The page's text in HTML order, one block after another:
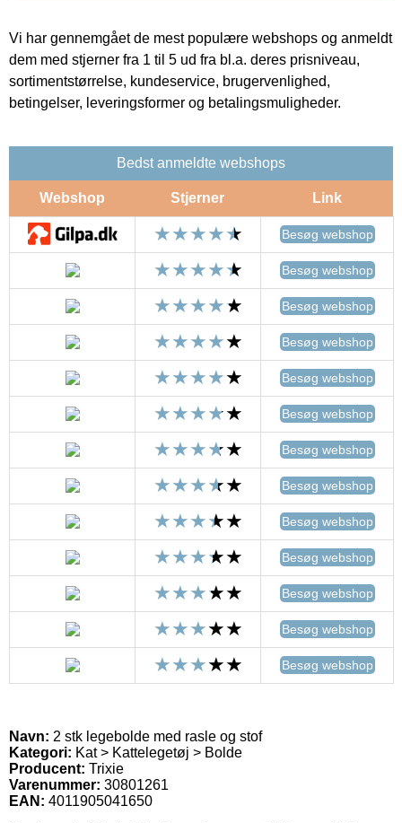
Vi har gennemgået de mest populære webshops og anmeldt
dem med stjerner fra 1 til 5 ud fra bl.a. deres prisniveau,
sortimentstørrelse, kundeservice, brugervenlighed,
betingelser, leveringsformer og betalingsmuligheder.
Bedst anmeldte webshops
Webshop Stjerner Link
Besøg webshop
Besøg webshop
Besøg webshop
Besøg webshop
Besøg webshop
Besøg webshop
Besøg webshop
Besøg webshop
Besøg webshop
Besøg webshop
Besøg webshop
Besøg webshop
Besøg webshop
Navn: 2 stk legebolde med rasle og stof
Kategori: Kat > Kattelegetøj > Bolde
Producent: Trixie
Varenummer: 30801261
EAN: 4011905041650